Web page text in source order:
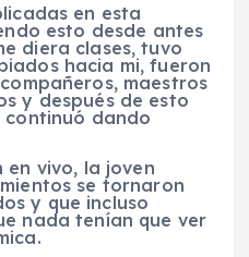
en esta
esto desde antes
diera clases, tuvo
hacia mi, fueron
maestros
y después de esto
continuó dando
en vivo, la joven
se tornaron
y que incluso
nada tenían que ver